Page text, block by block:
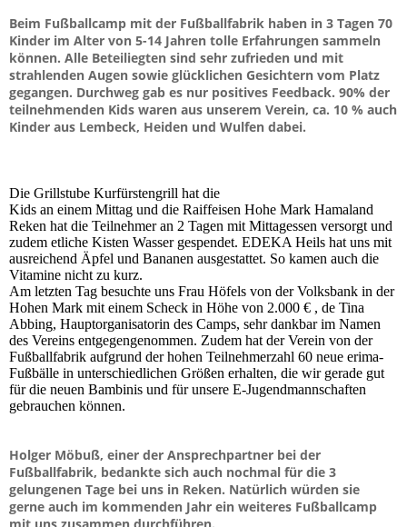
Beim Fußballcamp mit der Fußballfabrik haben in 3 Tagen 70
Kinder im Alter von 5-14 Jahren tolle Erfahrungen sammeln
können. Alle Beteiliegten sind sehr zufrieden und mit
strahlenden Augen sowie glücklichen Gesichtern vom Platz
gegangen. Durchweg gab es nur positives Feedback. 90% der
teilnehmenden Kids waren aus unserem Verein, ca. 10 % auch
Kinder aus Lembeck, Heiden und Wulfen dabei.
Die Grillstube Kurfürstengrill hat die
Kids an einem Mittag und die Raiffeisen Hohe Mark Hamaland
Reken hat die Teilnehmer an 2 Tagen mit Mittagessen versorgt und
zudem etliche Kisten Wasser gespendet. EDEKA Heils hat uns mit
ausreichend Äpfel und Bananen ausgestattet. So kamen auch die
Vitamine nicht zu kurz.
Am letzten Tag besuchte uns Frau Höfels von der Volksbank in der
Hohen Mark mit einem Scheck in Höhe von 2.000 € , de Tina
Abbing, Hauptorganisatorin des Camps, sehr dankbar im Namen
des Vereins entgegengenommen. Zudem hat der Verein von der
Fußballfabrik aufgrund der hohen Teilnehmerzahl 60 neue erima-
Fußbälle in unterschiedlichen Größen erhalten, die wir gerade gut
für die neuen Bambinis und für unsere E-Jugendmannschaften
gebrauchen können.
Holger Möbuß, einer der Ansprechpartner bei der
Fußballfabrik, bedankte sich auch nochmal für die 3
gelungenen Tage bei uns in Reken. Natürlich würden sie
gerne auch im kommenden Jahr ein weiteres Fußballcamp